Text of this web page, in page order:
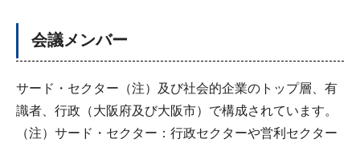
会議メンバー
サード・セクター（注）及び社会的企業のトップ層、有
識者、行政（大阪府及び大阪市）で構成されています。
（注）サード・セクター：行政セクターや営利セクター